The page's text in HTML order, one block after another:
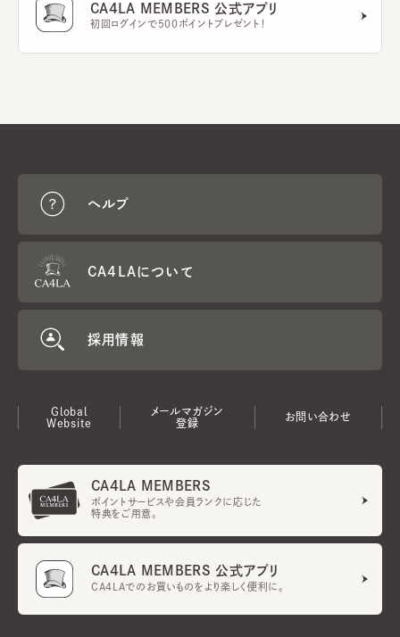
CA4LA MEMBERS 公式アプリ
初回ログインで500ポイントプレゼント！
ヘルプ
CA4LAについて
採用情報
Global
Website
メールマガジン
登録
お問い合わせ
CA4LA MEMBERS
ポイントサービスや会員ランクに応じた
特典をご用意。
CA4LA MEMBERS 公式アプリ
CA4LAでのお買いものをより楽しく便利に。